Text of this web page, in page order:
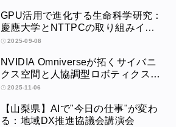
GPU活用で進化する生命科学研究：
慶應大学とNTTPCの取り組みイン
タビュー
2025-09-08
NVIDIA Omniverseが拓くサイバニ
クス空間と人協調型ロボティクスの
未来：筑波大学サイバニクス研究セ
2025-11-06
【山梨県】AIで"今日の仕事"が変わ
る：地域DX推進協議会講演会